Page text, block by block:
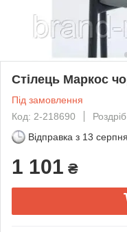
Стілець Маркос
Під замовлення
Код: 2-218690
Роздріб
Відправка з 13
1 101 ₴